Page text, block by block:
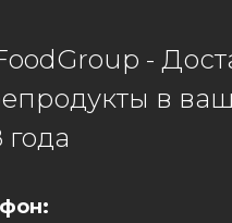
-
в
года